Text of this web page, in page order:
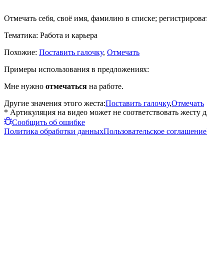
Отмечать себя, своё имя, фамилию в списке;
Тематика: Работа и карьера
Похожие: Поставить галочку, Отмечать
Примеры использования в предложениях:
Мне нужно отмечаться на работе.
Другие значения этого жеста:Поставить галочку,Отмечать
* Артикуляция на видео может не соответствовать жесту
Сообщить об ошибке
Политика обработки данныхПользовательское соглашение